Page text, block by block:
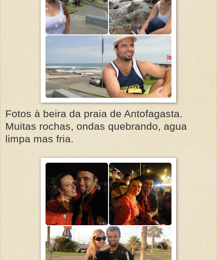
Fotos à beira da praia de Antofagasta.
Muitas rochas, ondas quebrando, agua
limpa mas fria.